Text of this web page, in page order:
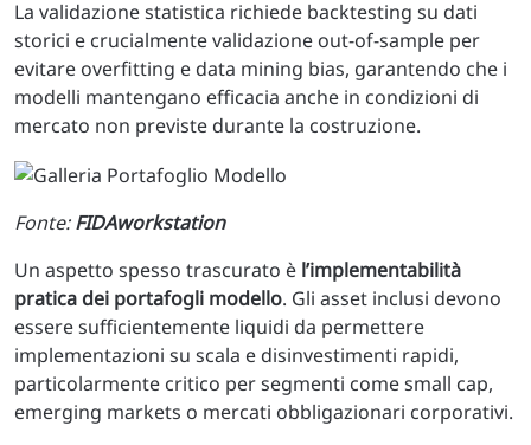
La validazione statistica richiede backtesting su dati
storici e crucialmente validazione out-of-sample per
evitare overfitting e data mining bias, garantendo che i
modelli mantengano efficacia anche in condizioni di
mercato non previste durante la costruzione.
Fonte:FIDAworkstation
Un aspetto spesso trascurato è l’implementabilità
pratica dei portafogli modello. Gli asset inclusi devono
essere sufficientemente liquidi da permettere
implementazioni su scala e disinvestimenti rapidi,
particolarmente critico per segmenti come small cap,
emerging markets o mercati obbligazionari corporativi.